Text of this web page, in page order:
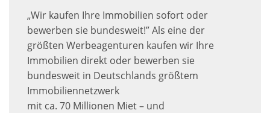
„Wir kaufen Ihre Immobilien sofort oder
bewerben sie bundesweit!” Als eine der
größten Werbeagenturen kaufen wir Ihre
Immobilien direkt oder bewerben sie
bundesweit in Deutschlands größtem
Immobiliennetzwerk
mit ca. 70 Millionen Miet – und